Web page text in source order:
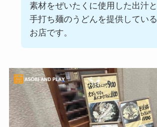
素材をぜいたくに使用した出汁と
手打ち麺のうどんを提供している
お店です。